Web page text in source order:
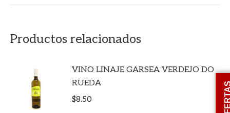
Productos relacionados
VINO LINAJE GARSEA VERDEJO DO
RUEDA
$8.50